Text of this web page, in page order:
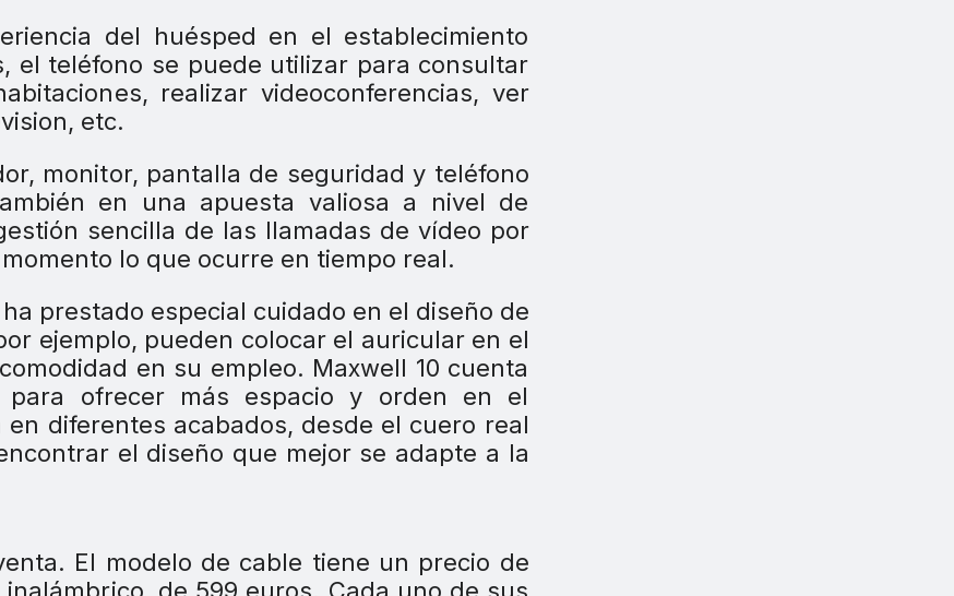
del huésped en el establecimiento
el teléfono se puede utilizar para consultar
realizar videoconferencias, ver
etc.
monitor, pantalla de seguridad y teléfono
en una apuesta valiosa a nivel de
sencilla de las llamadas de vídeo por
lo que ocurre en tiempo real.
prestado especial cuidado en el diseño de
ejemplo, pueden colocar el auricular en el
en su empleo. Maxwell 10 cuenta
para ofrecer más espacio y orden en el
diferentes acabados, desde el cuero real
el diseño que mejor se adapte a la
El modelo de cable tiene un precio de